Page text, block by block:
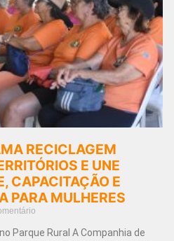
RECICLAGEM
E UNE
CAPACITAÇÃO E
PARA MULHERES
Parque Rural A Companhia de